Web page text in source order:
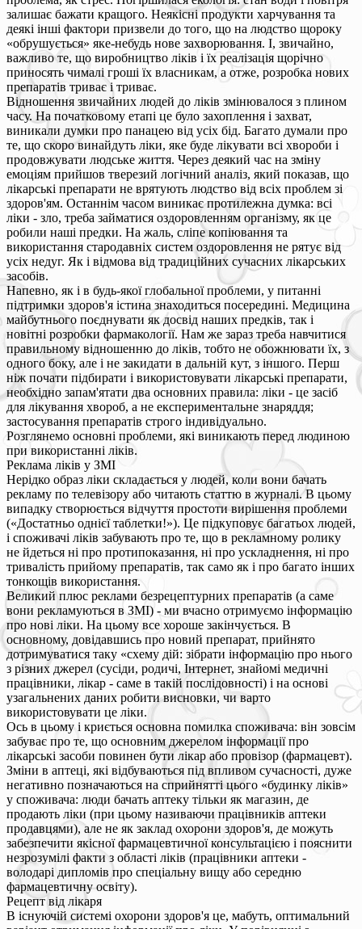
залишає бажати кращого. Неякісні продукти харчування та
деякі інші фактори призвели до того, що на людство щороку
«обрушується» яке-небудь нове захворювання. І, звичайно,
важливо те, що виробництво ліків і їх реалізація щорічно
приносять чималі гроші їх власникам, а отже, розробка нових
препаратів триває і триває.
Відношення звичайних людей до ліків змінювалося з плином
часу. На початковому етапі це було захоплення і захват,
виникали думки про панацею від усіх бід. Багато думали про
те, що скоро винайдуть ліки, яке буде лікувати всі хвороби і
продовжувати людське життя. Через деякий час на зміну
емоціям прийшов тверезий логічний аналіз, який показав, що
лікарські препарати не врятують людство від всіх проблем зі
здоров'ям. Останнім часом виникає протилежна думка: всі
ліки - зло, треба займатися оздоровленням організму, як це
робили наші предки. На жаль, сліпе копіювання та
використання стародавніх систем оздоровлення не рятує від
усіх недуг. Як і відмова від традиційних сучасних лікарських
засобів.
Напевно, як і в будь-якої глобальної проблеми, у питанні
підтримки здоров'я істина знаходиться посередині. Медицина
майбутнього поєднувати як досвід наших предків, так і
новітні розробки фармакології. Нам же зараз треба навчитися
правильному відношенню до ліків, тобто не обожнювати їх, з
одного боку, але і не закидати в дальній кут, з іншого. Перш
ніж почати підбирати і використовувати лікарські препарати,
необхідно запам'ятати два основних правила: ліки - це засіб
для лікування хвороб, а не експериментальне знаряддя;
застосування препаратів строго індивідуально.
Розглянемо основні проблеми, які виникають перед людиною
при використанні ліків.
Реклама ліків у ЗМІ
Нерідко образ ліки складається у людей, коли вони бачать
рекламу по телевізору або читають статтю в журналі. В цьому
випадку створюється відчуття простоти вирішення проблеми
(«Достатньо однієї таблетки!»). Це підкуповує багатьох людей,
і споживачі ліків забувають про те, що в рекламному ролику
не йдеться ні про протипоказання, ні про ускладнення, ні про
тривалість прийому препаратів, так само як і про багато інших
тонкощів використання.
Великий плюс реклами безрецептурних препаратів (а саме
вони рекламуються в ЗМІ) - ми вчасно отримуємо інформацію
про нові ліки. На цьому все хороше закінчується. В
основному, довідавшись про новий препарат, прийнято
дотримуватися таку «схему дій: зібрати інформацію про нього
з різних джерел (сусіди, родичі, Інтернет, знайомі медичні
працівники, лікар - саме в такій послідовності) і на основі
узагальнених даних робити висновки, чи варто
використовувати це ліки.
Ось в цьому і криється основна помилка споживача: він зовсім
забуває про те, що основним джерелом інформації про
лікарські засоби повинен бути лікар або провізор (фармацевт).
Зміни в аптеці, які відбуваються під впливом сучасності, дуже
негативно позначаються на сприйнятті цього «будинку ліків»
у споживача: люди бачать аптеку тільки як магазин, де
продають ліки (при цьому називаючи працівників аптеки
продавцями), але не як заклад охорони здоров'я, де можуть
забезпечити якісної фармацевтичної консультацією і пояснити
незрозумілі факти з області ліків (працівники аптеки -
володарі дипломів про спеціальну вищу або середню
фармацевтичну освіту).
Рецепт від лікаря
В існуючій системі охорони здоров'я це, мабуть, оптимальний